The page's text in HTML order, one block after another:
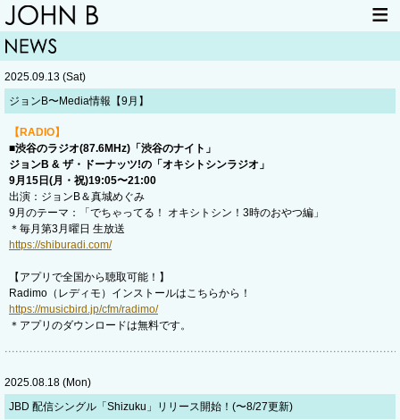
HOME
LIVE INFO
2025.09.13 (Sat)
ジョンB〜Media情報【9月】
【RADIO】
■渋谷のラジオ(87.6MHz)「渋谷のナイト」
ジョンB & ザ・ドーナッツ!の「オキシトシンラジオ」
9月15日(月・祝)19:05〜21:00
出演：ジョンB＆真城めぐみ
9月のテーマ：「でちゃってる！ オキシトシン！3時のおやつ編」
＊毎月第3月曜日 生放送
https://shiburadi.com/
【アプリで全国から聴取可能！】
Radimo（レディモ）インストールはこちらから！
https://musicbird.jp/cfm/radimo/
＊アプリのダウンロードは無料です。
2025.08.18 (Mon)
JBD 配信シングル「Shizuku」リリース開始！(〜8/27更新)